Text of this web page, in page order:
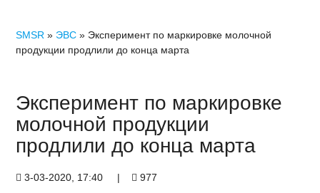
SMSR » ЭВС » Эксперимент по маркировке молочной
продукции продлили до конца марта
Эксперимент по маркировке
молочной продукции
продлили до конца марта
3-03-2020, 17:40 | 977